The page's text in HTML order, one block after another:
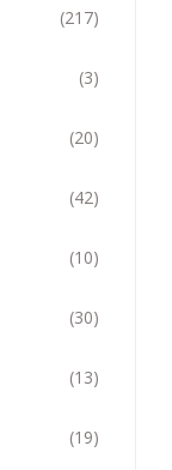
(217)
(3)
(20)
(42)
(10)
(30)
(13)
(19)